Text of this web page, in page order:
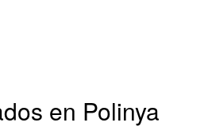
en Polinya